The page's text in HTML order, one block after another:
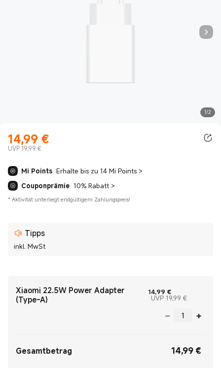
1/2
14,99 €
Current Price €14.99
UVP 19,99 €
Mi Points Erhalte bis zu 14 Mi Points >
Couponprämie 10% Rabatt >
* Aktivität unterliegt endgültigem Zahlungspreis!
Tipps
inkl. MwSt
Xiaomi 22.5W Power Adapter
(Type-A)
14,99 €Current Price
UVP 19,99 €UVP 19,99
Gesamtbetrag 14,99 €